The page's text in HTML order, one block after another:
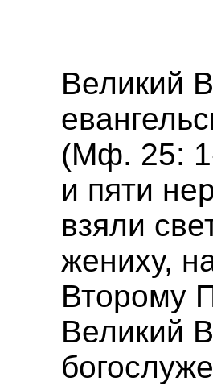
Великий
(Мф. 25:
и пяти
взяли
жениху,
Второму
Великий